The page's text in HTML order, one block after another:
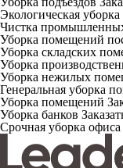
Экологическая уборка
Чистка
Уборка помещений
Уборка складских
Уборка
Уборка нежилых
Генеральная уборка
Уборка помещений
Уборка банков
Срочная уборка офиса